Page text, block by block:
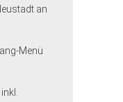
an
Menü